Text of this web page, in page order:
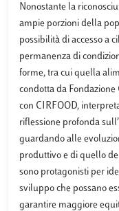
Nonostante la
ampie porzioni della
possibilità di accesso a
permanenza di
forme, tra cui quella
condotta da
con CIRFOOD,
riflessione profonda
guardando alle
produttivo e di quello
sono protagonisti per
sviluppo che possano
garantire maggiore